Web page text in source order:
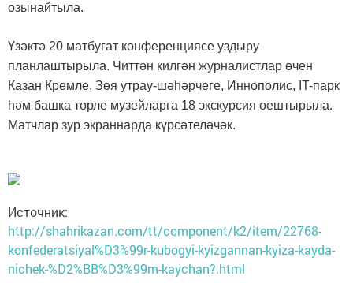
озынайтыла.
Үзәктә 20 матбугат конференциясе уздыру
планлаштырыла. Читтән килгән журналистлар өчен
Казан Кремле, Зөя утрау-шәһәрчеге, Иннополис, IT-парк
һәм башка төрле музейларга 18 экскурсия оештырыла.
Матчлар зур экраннарда күрсәтеләчәк.
Источник:
http://shahrikazan.com/tt/component/k2/item/22768-
konfederatsiyal%D3%99r-kubogyi-kyizgannan-kyiza-kayda-
nichek-%D2%BB%D3%99m-kaychan?.html